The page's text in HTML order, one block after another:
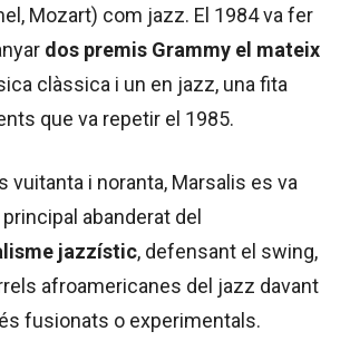
Mozart) com jazz. El 1984 va fer
dos premis Grammy el mateix
clàssica i un en jazz, una fita
que va repetir el 1985.
vuitanta i noranta, Marsalis es va
abanderat del
jazzístic, defensant el swing,
afroamericanes del jazz davant
fusionats o experimentals.